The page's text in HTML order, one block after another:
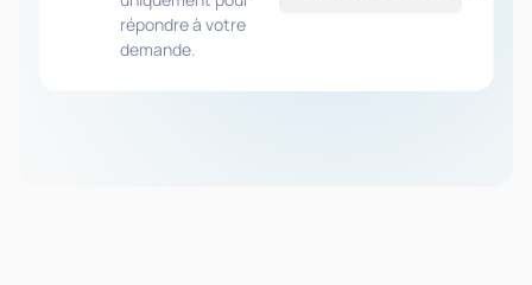
répondre à votre
demande.